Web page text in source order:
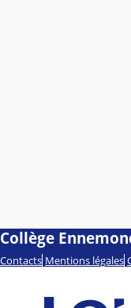
Collège
Contacts Mentions légales